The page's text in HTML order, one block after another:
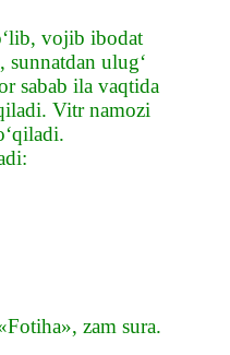
vojib ibodat
sunnatdan ulug‘
sabab ila vaqtida
Vitr namozi
zam sura.